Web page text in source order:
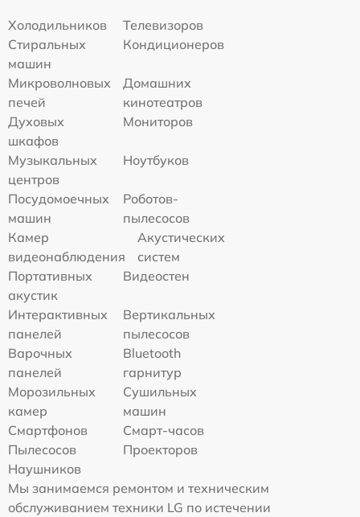
Холодильников
Телевизоров
Стиральных
машин
Кондиционеров
Микроволновых
печей
Домашних
кинотеатров
Духовых
шкафов
Мониторов
Музыкальных
центров
Ноутбуков
Посудомоечных
машин
Роботов-
пылесосов
Камер
видеонаблюдения
Акустических
систем
Портативных
акустик
Видеостен
Интерактивных
панелей
Вертикальных
пылесосов
Варочных
панелей
Bluetooth
гарнитур
Морозильных
камер
Сушильных
машин
Смартфонов
Смарт-часов
Пылесосов
Проекторов
Наушников
Мы занимаемся ремонтом и техническим
обслуживанием техники LG по истечении